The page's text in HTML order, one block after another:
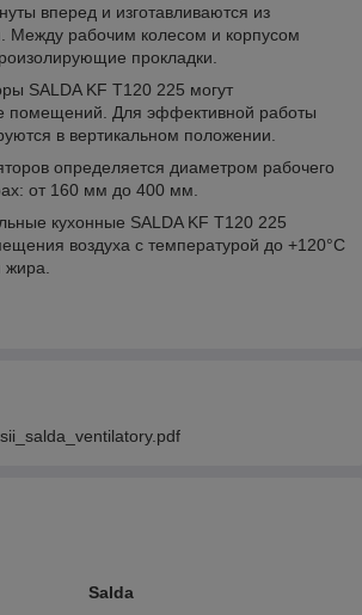
вперед и изготавливаются из
Между рабочим колесом и корпусом
прокладки.
SALDA KF T120 225 могут
помещений. Для эффективной работы
в вертикальном положении.
определяется диаметром рабочего
от 160 мм до 400 мм.
кухонные SALDA KF T120 225
воздуха с температурой до +120°С
Salda